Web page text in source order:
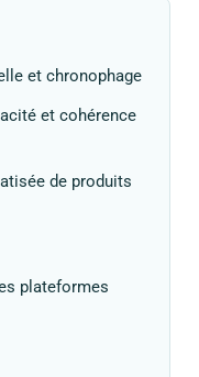
et chronophage
et cohérence
de produits
plateformes